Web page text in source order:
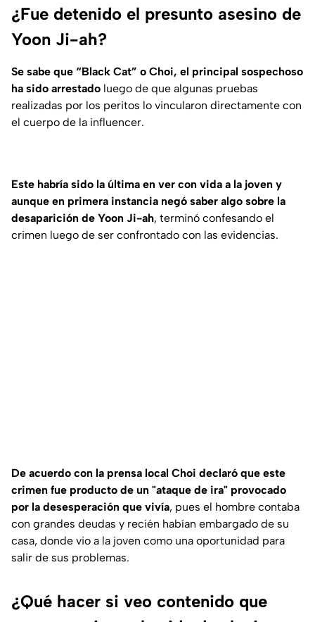
¿Fue detenido el presunto asesino de
Yoon Ji-ah?
Se sabe que “Black Cat” o Choi, el principal sospechoso
ha sido arrestado luego de que algunas pruebas
realizadas por los peritos lo vincularon directamente con
el cuerpo de la influencer.
Este habría sido la última en ver con vida a la joven y
aunque en primera instancia negó saber algo sobre la
desaparición de Yoon Ji-ah, terminó confesando el
crimen luego de ser confrontado con las evidencias.
De acuerdo con la prensa local Choi declaró que este
crimen fue producto de un "ataque de ira" provocado
por la desesperación que vivía, pues el hombre contaba
con grandes deudas y recién habían embargado de su
casa, donde vio a la joven como una oportunidad para
salir de sus problemas.
¿Qué hacer si veo contenido que